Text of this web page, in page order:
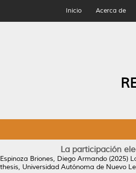
Inicio Acerca de
La participación
Espinoza Briones, Diego Armando (2025)
thesis, Universidad Autónoma de Nuevo